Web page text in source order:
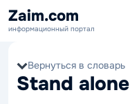
Zaim.com
информационный портал
Вернуться в словарь
Stand alone